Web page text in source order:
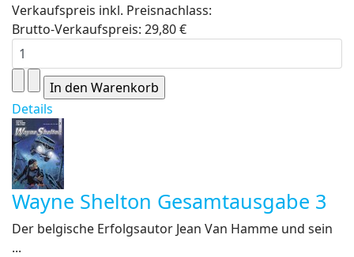
Verkaufspreis inkl. Preisnachlass:
Brutto-Verkaufspreis: 29,80 €
Details
Wayne Shelton Gesamtausgabe 3
Der belgische Erfolgsautor Jean Van Hamme und sein
...